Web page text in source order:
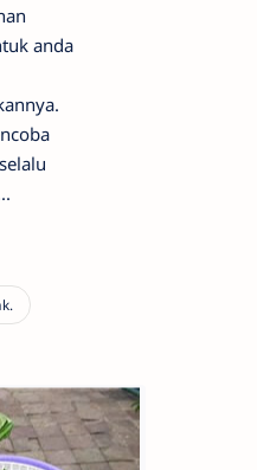
anda